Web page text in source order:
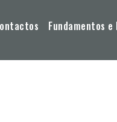
Fundamentos